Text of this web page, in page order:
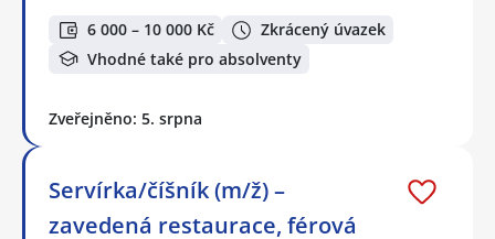
6 000 – 10 000 Kč
Zkrácený úvazek
Vhodné také pro absolventy
Zveřejněno: 5. srpna
Servírka/číšník (m/ž) –
zavedená restaurace, férová